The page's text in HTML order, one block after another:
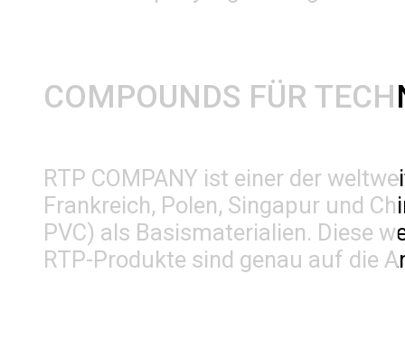
COMPOUNDS FÜR
RTP COMPANY ist einer der
Frankreich, Polen, Singapur und
PVC) als Basismaterialien. Diese
RTP-Produkte sind genau auf die